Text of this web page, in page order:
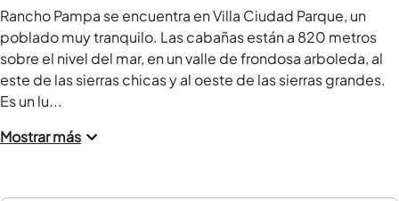
Rancho Pampa se encuentra en Villa Ciudad Parque, un
poblado muy tranquilo. Las cabañas están a 820 metros
sobre el nivel del mar, en un valle de frondosa arboleda, al
este de las sierras chicas y al oeste de las sierras grandes.
Es un lu...
Mostrar más